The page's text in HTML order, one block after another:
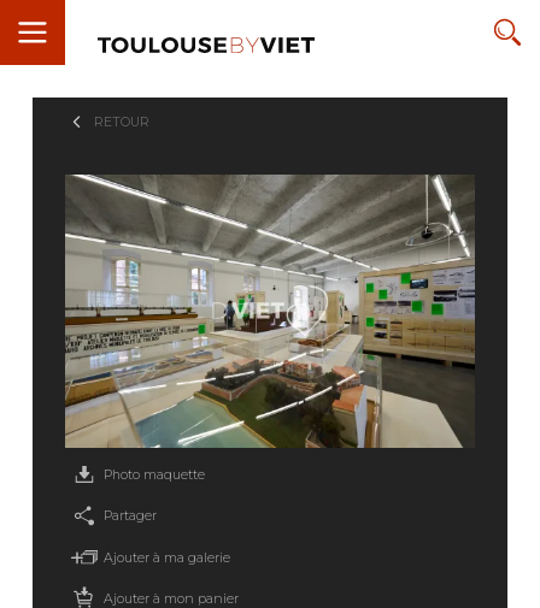
RETOUR
Photo maquette
Partager
Ajouter à ma galerie
Ajouter à mon panier